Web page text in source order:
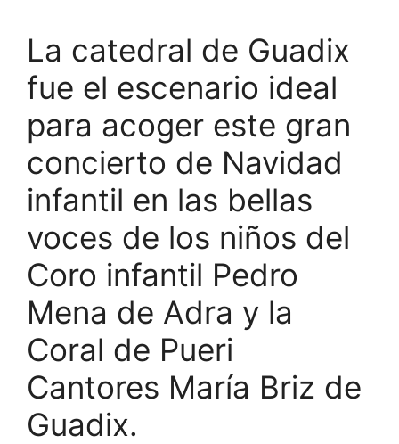
La catedral de Guadix
fue el escenario ideal
para acoger este gran
concierto de Navidad
infantil en las bellas
voces de los niños del
Coro infantil Pedro
Mena de Adra y la
Coral de Pueri
Cantores María Briz de
Guadix.